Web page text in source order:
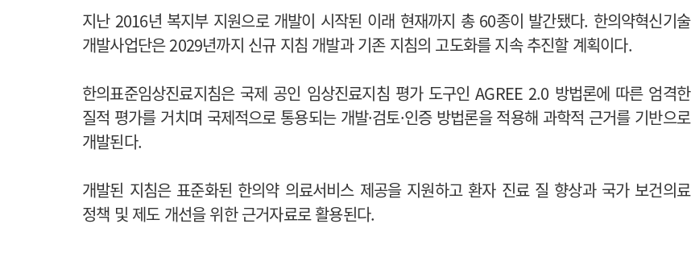
지난 2016년 복지부 지원으로 개발이 시작된 이래 현재까지 총 60종이 발간됐다. 한의약혁신기술
개발사업단은 2029년까지 신규 지침 개발과 기존 지침의 고도화를 지속 추진할 계획이다.
한의표준임상진료지침은 국제 공인 임상진료지침 평가 도구인 AGREE 2.0 방법론에 따른 엄격한
질적 평가를 거치며 국제적으로 통용되는 개발·검토·인증 방법론을 적용해 과학적 근거를 기반으로
개발된다.
개발된 지침은 표준화된 한의약 의료서비스 제공을 지원하고 환자 진료 질 향상과 국가 보건의료
정책 및 제도 개선을 위한 근거자료로 활용된다.